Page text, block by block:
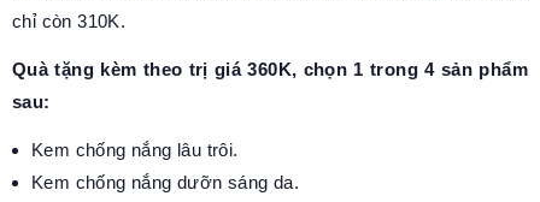
chỉ còn 310K.
Quà tặng kèm theo trị giá 360K, chọn 1 trong 4 sản phẩm
sau:
Kem chống nắng lâu trôi.
Kem chống nắng dưỡn sáng da.